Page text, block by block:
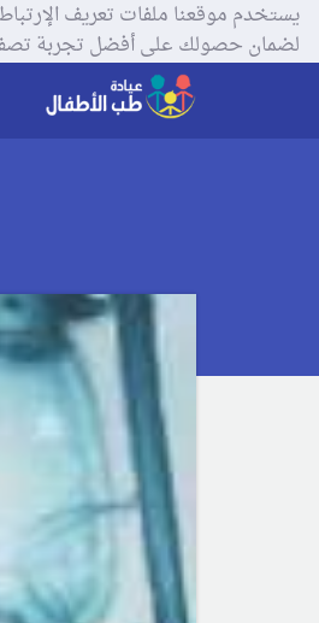
لضمان حصولك على أفضل تجربة